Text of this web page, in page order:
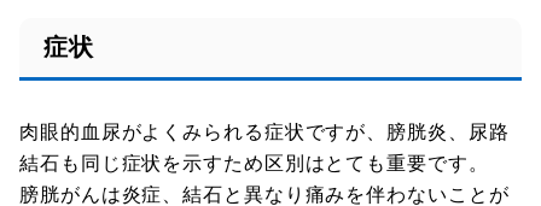
症状
肉眼的血尿がよくみられる症状ですが、膀胱炎、尿路
結石も同じ症状を示すため区別はとても重要です。
膀胱がんは炎症、結石と異なり痛みを伴わないことが